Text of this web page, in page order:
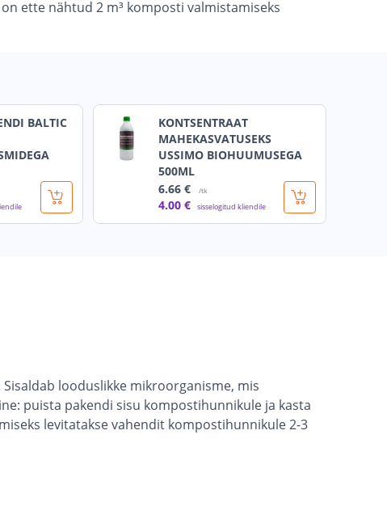
on ette nähtud 2 m³ komposti valmistamiseks
BALTIC
KONTSENTRAAT
MAHEKASVATUSEKS
USSIMO BIOHUUMUSEGA
500ML
6.66 € /tk
4.00 € sisselogitud kliendile
looduslikke mikroorganisme, mis
puista pakendi sisu kompostihunnikule ja kasta
levitatakse vahendit kompostihunnikule 2-3